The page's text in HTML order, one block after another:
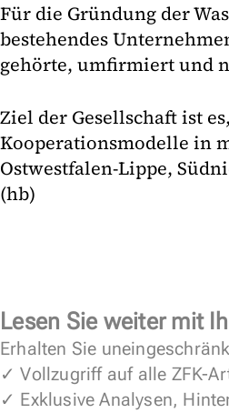
Für die Gründung der
bestehendes
gehörte, umfirmiert und
Ziel der Gesellschaft ist
Kooperationsmodelle in
Ostwestfalen-Lippe,
(hb)
Lesen Sie weiter mit
Erhalten Sie
✓ Vollzugriff auf alle ZFK-
✓ Exklusive Analysen,